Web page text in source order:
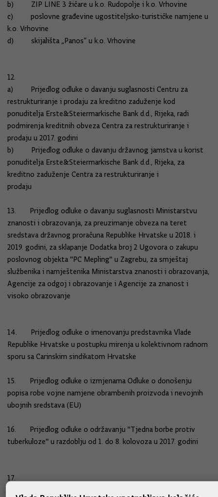
b) ZIP LINE 3 žičare u k.o. Rudopolje i k.o. Vrhovine
c) poslovne građevine ugostiteljsko-turističke namjene u
k.o. Vrhovine
d) skijališta „Panos“ u k.o. Vrhovine
12.
a) Prijedlog odluke o davanju suglasnosti Centru za
restrukturiranje i prodaju za kreditno zaduženje kod
ponuditelja Erste&Steiermarkische Bank d.d., Rijeka, radi
podmirenja kreditnih obveza Centra za restrukturiranje i
prodaju u 2017. godini
b) Prijedlog odluke o davanju državnog jamstva u korist
ponuditelja Erste&Steiermarkische Bank d.d., Rijeka, za
kreditno zaduženje Centra za restrukturiranje i
prodaju
13. Prijedlog odluke o davanju suglasnosti Ministarstvu
znanosti i obrazovanja, za preuzimanje obveza na teret
sredstava državnog proračuna Republike Hrvatske u 2018. i
2019. godini, za sklapanje Dodatka broj 2 Ugovora o zakupu
poslovnog objekta "PC Mepling" u Zagrebu, za smještaj
službenika i namještenika Ministarstva znanosti i obrazovanja,
Agencije za odgoj i obrazovanje i Agencije za znanost i
visoko obrazovanje
14. Prijedlog odluke o imenovanju predstavnika Vlade
Republike Hrvatske u postupku mirenja u kolektivnom radnom
sporu sa Carinskim sindikatom Hrvatske
15. Prijedlog odluke o izmjenama Odluke o donošenju
popisa robe vojne namjene obrambenih proizvoda i nevojnih
ubojnih sredstava (EU)
16. Prijedlog odluke o održavanju "Tjedna borbe protiv
tuberkuloze" u razdoblju od 1. do 8. kolovoza u 2017. godini
17.